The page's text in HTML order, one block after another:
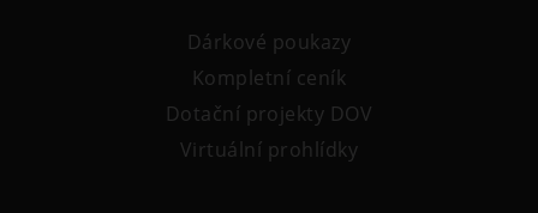
Dárkové poukazy
Kompletní ceník
Dotační projekty DOV
Virtuální prohlídky